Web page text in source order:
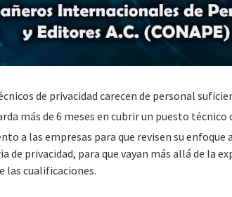
de privacidad carecen de personal
más de 6 meses en cubrir un puesto técnico
a las empresas para que revisen su
de privacidad, para que vayan más allá de la
las cualificaciones.